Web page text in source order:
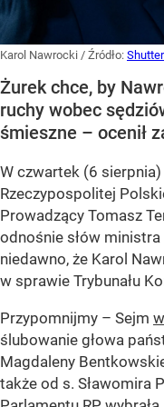
Karol Nawrocki / Źródło:
Żurek chce, by
ruchy wobec
śmieszne – ocenił
W czwartek (6
Rzeczypospolitej
Prowadzący Tomasz
odnośnie słów
niedawno, że Karol
w sprawie Trybunału
Przypomnijmy – Sejm
ślubowanie głowa
Magdaleny
także od s. Sławomira